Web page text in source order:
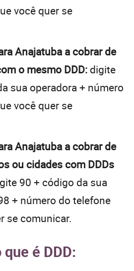
você quer se
Anajatuba a cobrar de
o mesmo DDD: digite
sua operadora + número
você quer se
Anajatuba a cobrar de
ou cidades com DDDs
90 + código da sua
+ número do telefone
se comunicar.
é DDD: